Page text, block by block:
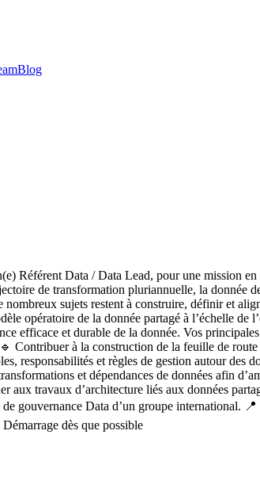
Blog
Référent Data / Data Lead, pour une mission
de transformation pluriannuelle, la
sujets restent à construire, définir et
opératoire de la donnée partagé à l’échelle
efficace et durable de la donnée. Vos
Contribuer à la construction de la feuille de
responsabilités et règles de gestion autour des
et dépendances de données afin
aux travaux d’architecture liés aux données
gouvernance Data d’un groupe international.
dès que possible